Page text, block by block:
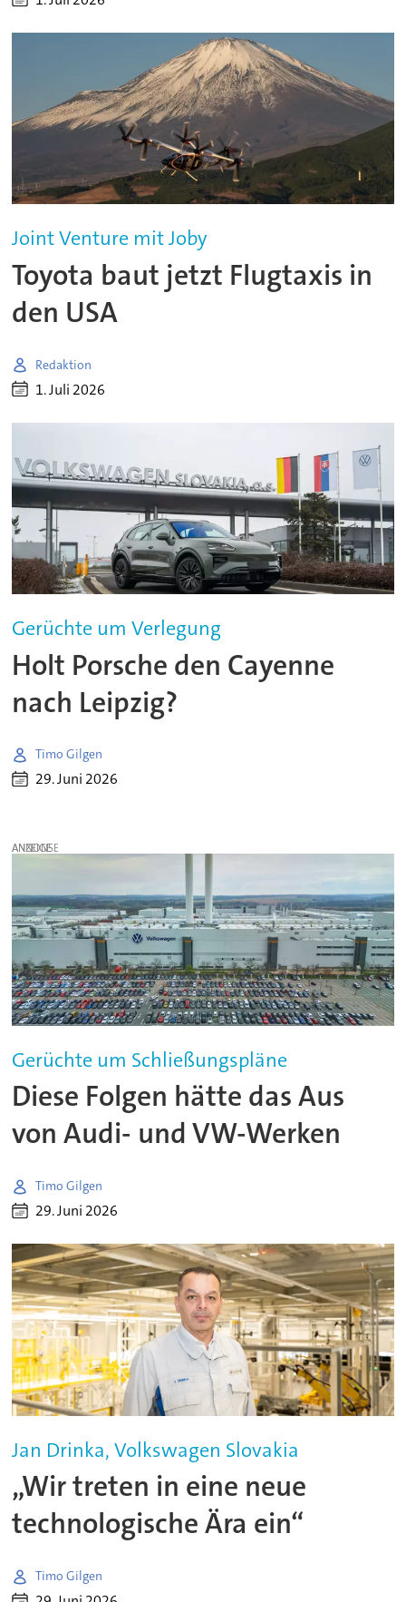
Joint Venture mit Joby
Toyota baut jetzt Flugtaxis in
den USA
Redaktion
1. Juli 2026
Gerüchte um Verlegung
Holt Porsche den Cayenne
nach Leipzig?
Timo Gilgen
29. Juni 2026
ANZEIGE
Gerüchte um Schließungspläne
Diese Folgen hätte das Aus
von Audi- und VW-Werken
Timo Gilgen
29. Juni 2026
Jan Drinka, Volkswagen Slovakia
„Wir treten in eine neue
technologische Ära ein“
Timo Gilgen